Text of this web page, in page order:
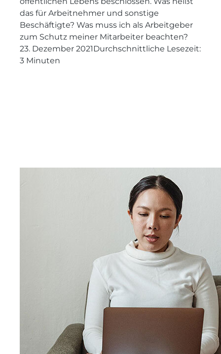
das für Arbeitnehmer und sonstige
Beschäftigte? Was muss ich als Arbeitgeber
zum Schutz meiner Mitarbeiter beachten?
23. Dezember 2021Durchschnittliche Lesezeit:
3 Minuten